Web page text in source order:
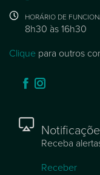
HORÁRIO DE
8h30 às 16h30
Clique para outros
Receba
Receber